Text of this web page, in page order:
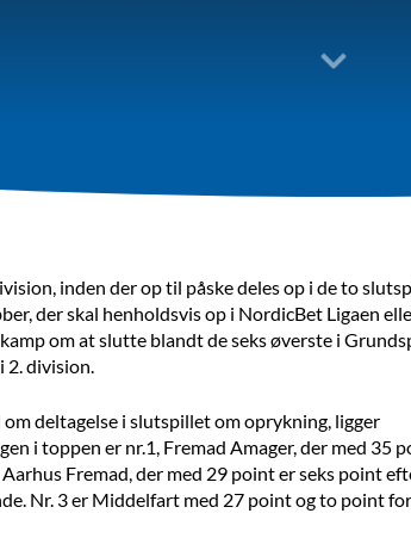
inden der op til påske deles op i de to
der skal henholdsvis op i NordicBet Ligaen
om at slutte blandt de seks øverste i
2. division.
deltagelse i slutspillet om oprykning, ligger
i toppen er nr.1, Fremad Amager, der med 35
Fremad, der med 29 point er seks point
Nr. 3 er Middelfart med 27 point og to point